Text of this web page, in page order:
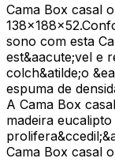
Cama Box casal
sono com esta
est&aacute;vel e
colch&atilde;o
espuma de
A Cama Box
madeira
Cama Box casal